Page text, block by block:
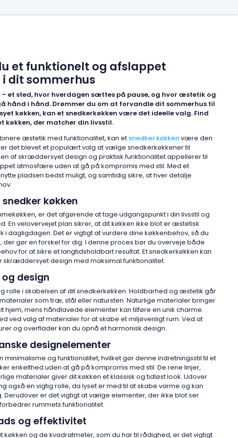
et funktionelt og afslappet
dit sommerhus
– et sted, hvor hverdagen sættes på pause, og hvor æstetik og
hånd i hånd. Drømmer du om at forvandle dit sommerhus til
køkken, kan et snedkerkøkken være det ideelle valg. Find
køkken, der matcher din livsstil.
æstetik med funktionalitet, kan etsnedker køkken være den
er det blevet et populært valg at vælge snedkerkøkkener til
af skræddersyet design og praktisk funktionalitet appellerer til
atmosfære uden at gå på kompromis med stil. Med et
pladsen bedst muligt, og samtidig sikre, at hver detalje
køkken
er det afgørende at tage udgangspunkt i din livsstil og
En velovervejet plan sikrer, at dit køkken ikke blot er æstetisk
i dagligdagen. Det er vigtigt at vurdere dine køkkenbehov, så du
gør en forskel for dig. I denne proces bør du overveje både
for at sikre et langtidsholdbart resultat. Et snedkerkøkken kan
design med maksimal funktionalitet.
design
rolle i skabelsen af dit snedkerkøkken. Holdbarhed og æstetik går
som træ, stål eller natursten. Naturlige materialer bringer
hjem, mens håndlavede elementer kan tilføre en unik charme.
ved valg af materialer for at skabe et miljøvenligt rum. Ved at
og overflader kan du opnå et harmonisk design.
designelementer
minimalisme og funktionalitet, hvilket gør denne indretningsstil til et
enkelthed uden at gå på kompromis med stil. De rene linjer,
materialer giver dit køkken et klassisk og tidløst look. Udover
også en vigtig rolle, da lyset er med til at skabe varme og kan
Derudover er det vigtigt at vælge elementer, der ikke blot ser
rummets funktionalitet.
og effektivitet
køkken og de kvadratmeter, som du har til rådighed, er det vigtigt